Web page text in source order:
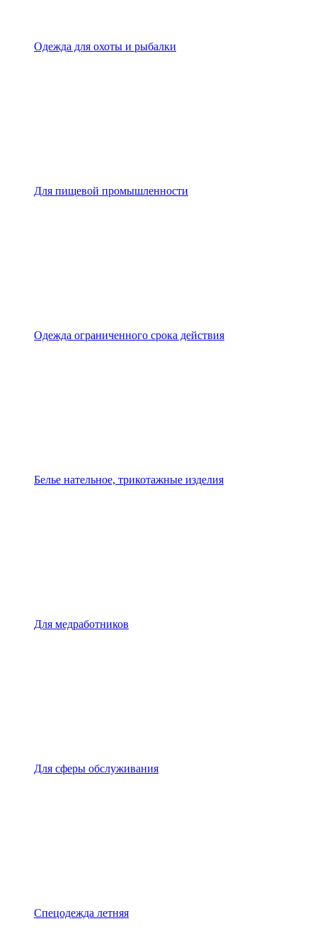
Одежда для охоты и рыбалки
Для пищевой промышленности
Одежда ограниченного срока действия
Белье нательное, трикотажные изделия
Для медработников
Для сферы обслуживания
Спецодежда летняя